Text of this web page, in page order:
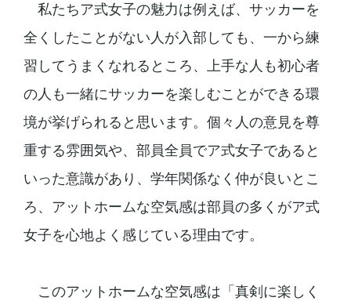
私たちア式女子の魅力は例えば、サッカーを
全くしたことがない人が入部しても、一から練
習してうまくなれるところ、上手な人も初心者
の人も一緒にサッカーを楽しむことができる環
境が挙げられると思います。個々人の意見を尊
重する雰囲気や、部員全員でア式女子であると
いった意識があり、学年関係なく仲が良いとこ
ろ、アットホームな空気感は部員の多くがア式
女子を心地よく感じている理由です。
このアットホームな空気感は「真剣に楽しく